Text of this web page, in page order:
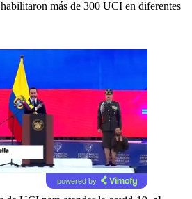
más de 300 UCI en diferentes
powered by